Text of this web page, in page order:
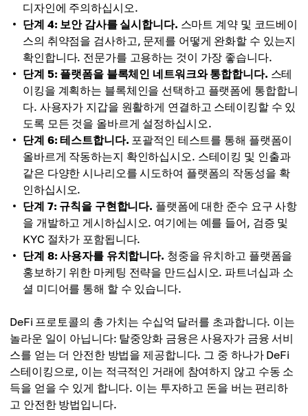
디자인에 주의하십시오.
단계 4: 보안 감사를 실시합니다. 스마트 계약 및 코드베이
스의 취약점을 검사하고, 문제를 어떻게 완화할 수 있는지
확인합니다. 전문가를 고용하는 것이 가장 좋습니다.
단계 5: 플랫폼을 블록체인 네트워크와 통합합니다. 스테
이킹을 계획하는 블록체인을 선택하고 플랫폼에 통합합니
다. 사용자가 지갑을 원활하게 연결하고 스테이킹할 수 있
도록 모든 것을 올바르게 설정하십시오.
단계 6: 테스트합니다. 포괄적인 테스트를 통해 플랫폼이
올바르게 작동하는지 확인하십시오. 스테이킹 및 인출과
같은 다양한 시나리오를 시도하여 플랫폼의 작동성을 확
인하십시오.
단계 7: 규칙을 구현합니다. 플랫폼에 대한 준수 요구 사항
을 개발하고 게시하십시오. 여기에는 예를 들어, 검증 및
KYC 절차가 포함됩니다.
단계 8: 사용자를 유치합니다. 청중을 유치하고 플랫폼을
홍보하기 위한 마케팅 전략을 만드십시오. 파트너십과 소
셜 미디어를 통해 할 수 있습니다.
DeFi 프로토콜의 총 가치는 수십억 달러를 초과합니다. 이는
놀라운 일이 아닙니다: 탈중앙화 금융은 사용자가 금융 서비
스를 얻는 더 안전한 방법을 제공합니다. 그 중 하나가 DeFi
스테이킹으로, 이는 적극적인 거래에 참여하지 않고 수동 소
득을 얻을 수 있게 합니다. 이는 투자하고 돈을 버는 편리하
고 안전한 방법입니다.